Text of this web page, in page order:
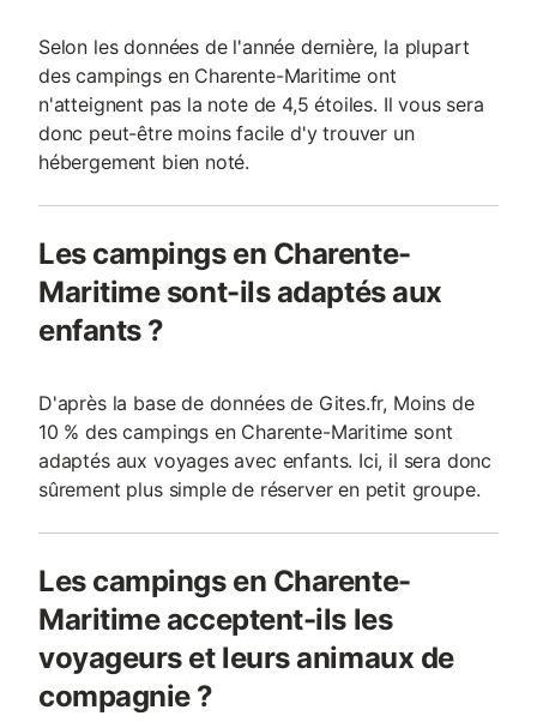
Selon les données de l'année dernière, la plupart
des campings en Charente-Maritime ont
n'atteignent pas la note de 4,5 étoiles. Il vous sera
donc peut-être moins facile d'y trouver un
hébergement bien noté.
Les campings en Charente-
Maritime sont-ils adaptés aux
enfants ?
D'après la base de données de Gites.fr, Moins de
10 % des campings en Charente-Maritime sont
adaptés aux voyages avec enfants. Ici, il sera donc
sûrement plus simple de réserver en petit groupe.
Les campings en Charente-
Maritime acceptent-ils les
voyageurs et leurs animaux de
compagnie ?